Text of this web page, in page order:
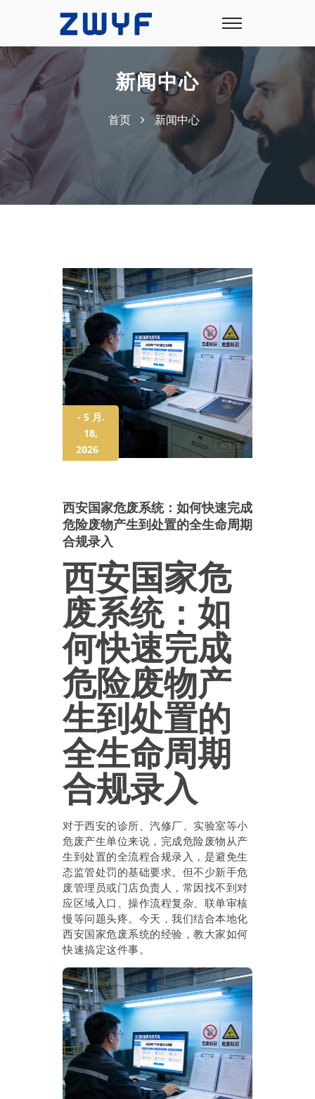
新闻中心
首页 新闻中心
- 5 月.
18,
2026
西安国家危废系统：如何快速完成
危险废物产生到处置的全生命周期
合规录入
西安国家危
废系统：如
何快速完成
危险废物产
生到处置的
全生命周期
合规录入
对于西安的诊所、汽修厂、实验室等小
危废产生单位来说，完成危险废物从产
生到处置的全流程合规录入，是避免生
态监管处罚的基础要求。但不少新手危
废管理员或门店负责人，常因找不到对
应区域入口、操作流程复杂、联单审核
慢等问题头疼。今天，我们结合本地化
西安国家危废系统的经验，教大家如何
快速搞定这件事。